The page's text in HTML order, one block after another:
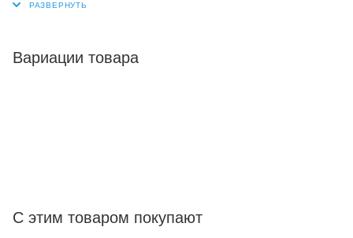
Вариации товара
С этим товаром покупают